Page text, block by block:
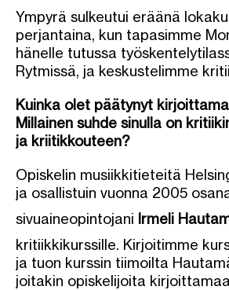
Ympyrä sulkeutui eräänä
perjantaina, kun tapasimme
hänelle tutussa
Rytmissä, ja keskustelimme
Kuinka olet päätynyt
Millainen suhde sinulla on
ja kriitikkouteen?
Opiskelin musiikkitieteitä
ja osallistuin vuonna 2005
sivuaineopintojani Irmeli
kritiikkikurssille. Kirjoitimme
ja tuon kurssin tiimoilta
joitakin opiskelijoita